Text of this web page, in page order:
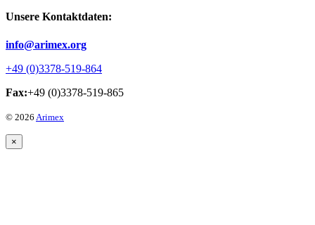
Unsere Kontaktdaten:
info@arimex.org
+49 (0)3378-519-864
Fax:+49 (0)3378-519-865
© 2026 Arimex
×